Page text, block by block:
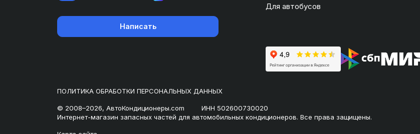
Написать
Для автобусов
ПОЛИТИКА ОБРАБОТКИ ПЕРСОНАЛЬНЫХ ДАННЫХ
© 2008–2026, АвтоКондиционеры.com
ИНН 502600730020
Интернет-магазин запасных частей для автомобильных кондиционеров. Все права защищены.